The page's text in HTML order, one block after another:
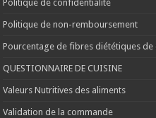
Politique de confidentialité
Politique de non-remboursement
Pourcentage de fibres diététiques
QUESTIONNAIRE DE CUISINE
Valeurs Nutritives des aliments
Validation de la commande